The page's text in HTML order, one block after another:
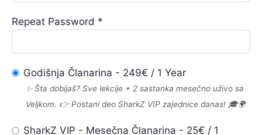
Repeat Password *
Godišnja Članarina - 249€ / 1 Year
✨ Šta dobijaš? Sve lekcije + 2 sastanka mesečno uživo sa
Veljkom. 👉 Postani deo SharkZ VIP zajednice danas! 🎓🌍
SharkZ VIP - Mesečna Članarina - 25€ / 1